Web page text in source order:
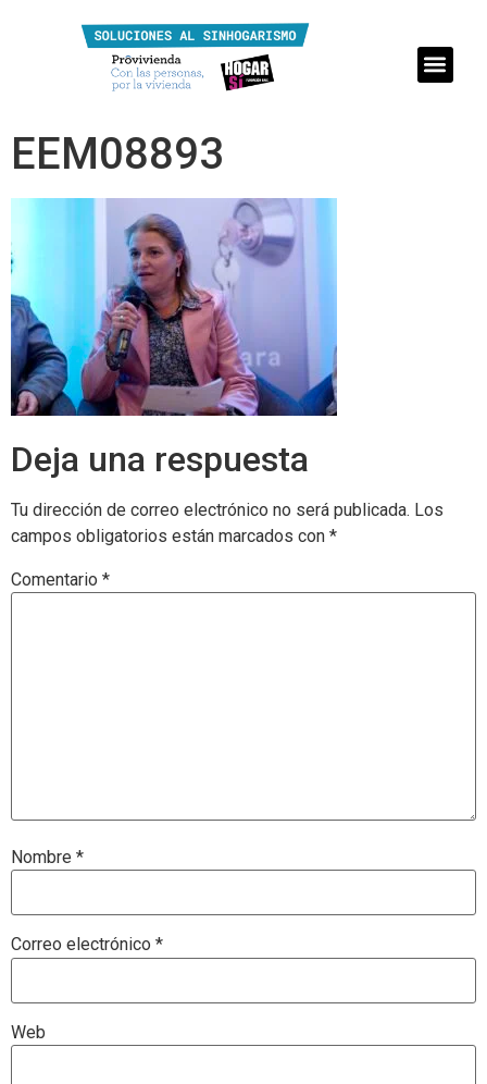
EEM08893
Deja una respuesta
Tu dirección de correo electrónico no será publicada. Los
campos obligatorios están marcados con *
Comentario *
Nombre *
Correo electrónico *
Web